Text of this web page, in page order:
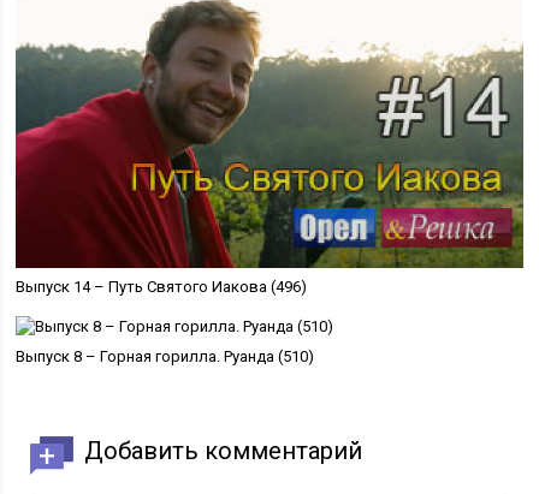
Выпуск 14 – Путь Святого Иакова (496)
Выпуск 8 – Горная горилла. Руанда (510)
Добавить комментарий